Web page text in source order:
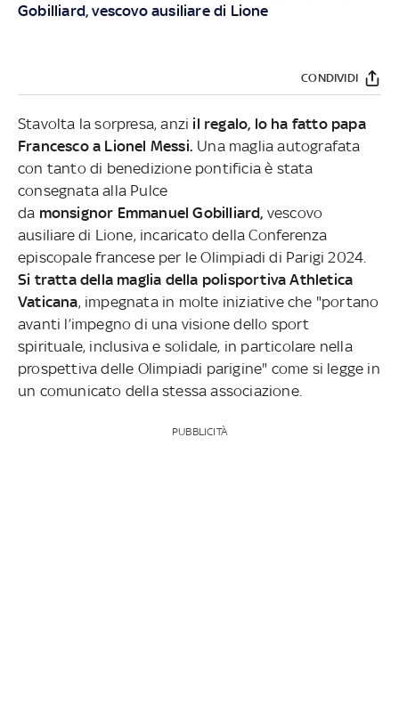
Gobilliard, vescovo ausiliare di Lione
CONDIVIDI
Stavolta la sorpresa, anzi il regalo, lo ha fatto papa
Francesco a Lionel Messi. Una maglia autografata
con tanto di benedizione pontificia è stata
consegnata alla Pulce
da monsignor Emmanuel Gobilliard, vescovo
ausiliare di Lione, incaricato della Conferenza
episcopale francese per le Olimpiadi di Parigi 2024.
Si tratta della maglia della polisportiva Athletica
Vaticana, impegnata in molte iniziative che "portano
avanti l’impegno di una visione dello sport
spirituale, inclusiva e solidale, in particolare nella
prospettiva delle Olimpiadi parigine" come si legge in
un comunicato della stessa associazione.
PUBBLICITÀ